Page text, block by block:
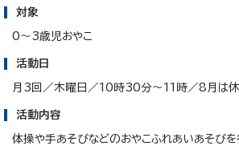
対象
0～3歳児おやこ
活動日
月3回／木曜日／10時30分～11時／8月は
活動内容
体操や手あそびなどのおやこふれあいあそびを